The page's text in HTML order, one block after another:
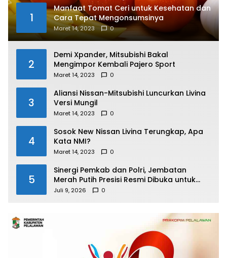
1
Manfaat Tomat Ceri untuk Kesehatan dan
Cara Tepat Mengonsumsinya
Maret 14, 2023 0
2
Demi Xpander, Mitsubishi Bakal
Mengimpor Kembali Pajero Sport
Maret 14, 2023 0
3
Aliansi Nissan-Mitsubishi Luncurkan Livina
Versi Mungil
Maret 14, 2023 0
4
Sosok New Nissan Livina Terungkap, Apa
Kata NMI?
Maret 14, 2023 0
5
Sinergi Pemkab dan Polri, Jembatan
Merah Putih Presisi Resmi Dibuka untuk
Masyarakat Desa Rangsang
Juli 9, 2026 0